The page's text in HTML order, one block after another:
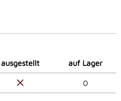
ausgestellt
auf Lager
0